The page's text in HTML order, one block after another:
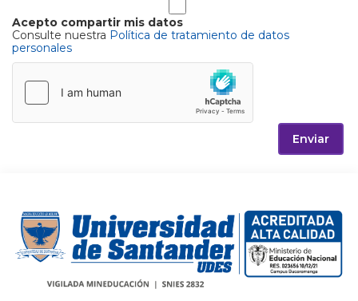
Acepto compartir mis datos
Consulte nuestra Política de tratamiento de datos
personales
Enviar